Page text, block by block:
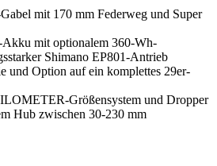
mit 170 mm Federweg und Super
mit optionalem 360-Wh-
Shimano EP801-Antrieb
und Option auf ein komplettes 29er-
Größensystem und Dropper
Hub zwischen 30-230 mm